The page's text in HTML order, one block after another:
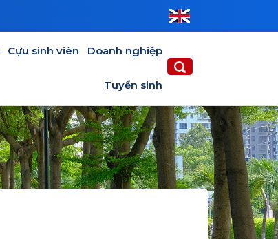
Cựu sinh viên Doanh nghiệp
Tuyển sinh